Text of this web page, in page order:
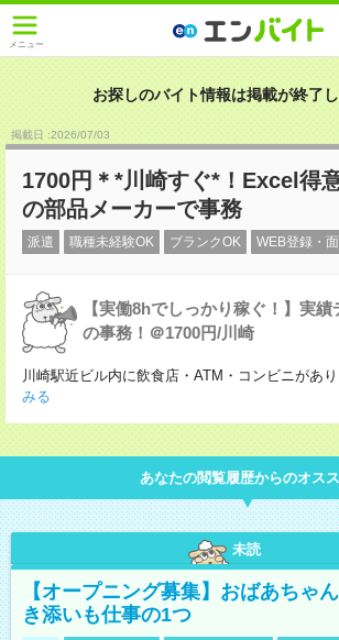
メニュー
お探しのバイト情報は掲載が終了し
掲載日 :2026/07/03
1700円＊*川崎すぐ*！Excel得
の部品メーカーで事務
派遣 職種未経験OK ブランクOK WEB登録・
【実働8hでしっかり稼ぐ！】実
の事務！＠1700円/川崎
川崎駅近ビル内に飲食店・ATM・コンビニがあ
みる
あなたの閲覧履歴からのオス
未読
【オープニング募集】おばあちゃ
き添いも仕事の1つ